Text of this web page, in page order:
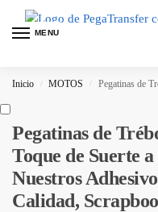
MENU
Inicio / MOTOS / Pegatinas de Trébol, stickers: Añade un
Pegatinas de
Toque de Suerte
Nuestros
Calidad,